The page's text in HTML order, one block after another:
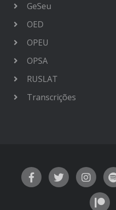
GeSeu
OED
OPEU
OPSA
RUSLAT
Transcrições